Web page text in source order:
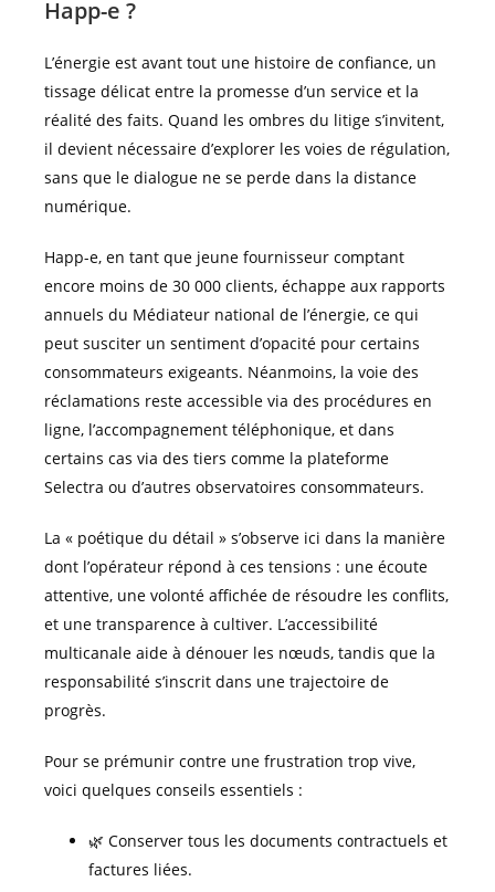
Happ-e ?
L’énergie est avant tout une histoire de confiance, un
tissage délicat entre la promesse d’un service et la
réalité des faits. Quand les ombres du litige s’invitent,
il devient nécessaire d’explorer les voies de régulation,
sans que le dialogue ne se perde dans la distance
numérique.
Happ-e, en tant que jeune fournisseur comptant
encore moins de 30 000 clients, échappe aux rapports
annuels du Médiateur national de l’énergie, ce qui
peut susciter un sentiment d’opacité pour certains
consommateurs exigeants. Néanmoins, la voie des
réclamations reste accessible via des procédures en
ligne, l’accompagnement téléphonique, et dans
certains cas via des tiers comme la plateforme
Selectra ou d’autres observatoires consommateurs.
La « poétique du détail » s’observe ici dans la manière
dont l’opérateur répond à ces tensions : une écoute
attentive, une volonté affichée de résoudre les conflits,
et une transparence à cultiver. L’accessibilité
multicanale aide à dénouer les nœuds, tandis que la
responsabilité s’inscrit dans une trajectoire de
progrès.
Pour se prémunir contre une frustration trop vive,
voici quelques conseils essentiels :
🌿 Conserver tous les documents contractuels et
factures liées.